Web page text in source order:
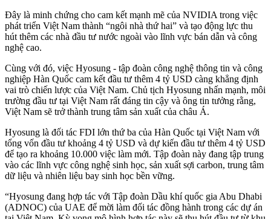
Đây là minh chứng cho cam kết mạnh mẽ của NVIDIA trong việc
phát triển Việt Nam thành “ngôi nhà thứ hai” và tạo động lực thu
hút thêm các nhà đầu tư nước ngoài vào lĩnh vực bán dẫn và công
nghệ cao.
Cùng với đó, việc Hyosung - tập đoàn công nghệ thông tin và công
nghiệp Hàn Quốc cam kết đầu tư thêm 4 tỷ USD càng khẳng định
vai trò chiến lược của Việt Nam. Chủ tịch Hyosung nhấn mạnh, môi
trường đầu tư tại Việt Nam rất đáng tin cậy và ông tin tưởng rằng,
Việt Nam sẽ trở thành trung tâm sản xuất của châu Á.
Hyosung là đối tác FDI lớn thứ ba của Hàn Quốc tại Việt Nam với
tổng vốn đầu tư khoảng 4 tỷ USD và dự kiến đầu tư thêm 4 tỷ USD
để tạo ra khoảng 10.000 việc làm mới. Tập đoàn này đang tập trung
vào các lĩnh vực công nghệ sinh học, sản xuất sợi carbon, trung tâm
dữ liệu và nhiên liệu bay sinh học bền vững.
“Hyosung đang hợp tác với Tập đoàn Dầu khí quốc gia Abu Dhabi
(ADNOC) của UAE để mời làm đối tác đồng hành trong các dự án